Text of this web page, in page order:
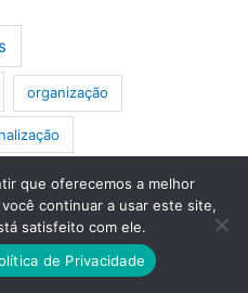
organização
planilha
planilha empresarial
excel lavanderia
que oferecemos a melhor
continuar a usar este site,
satisfeito com ele.
de Privacidade